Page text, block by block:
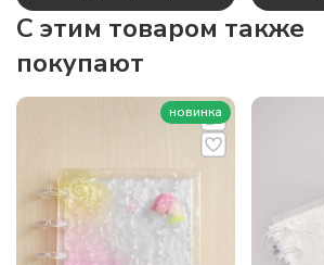
C этим товаром также
покупают
новинка